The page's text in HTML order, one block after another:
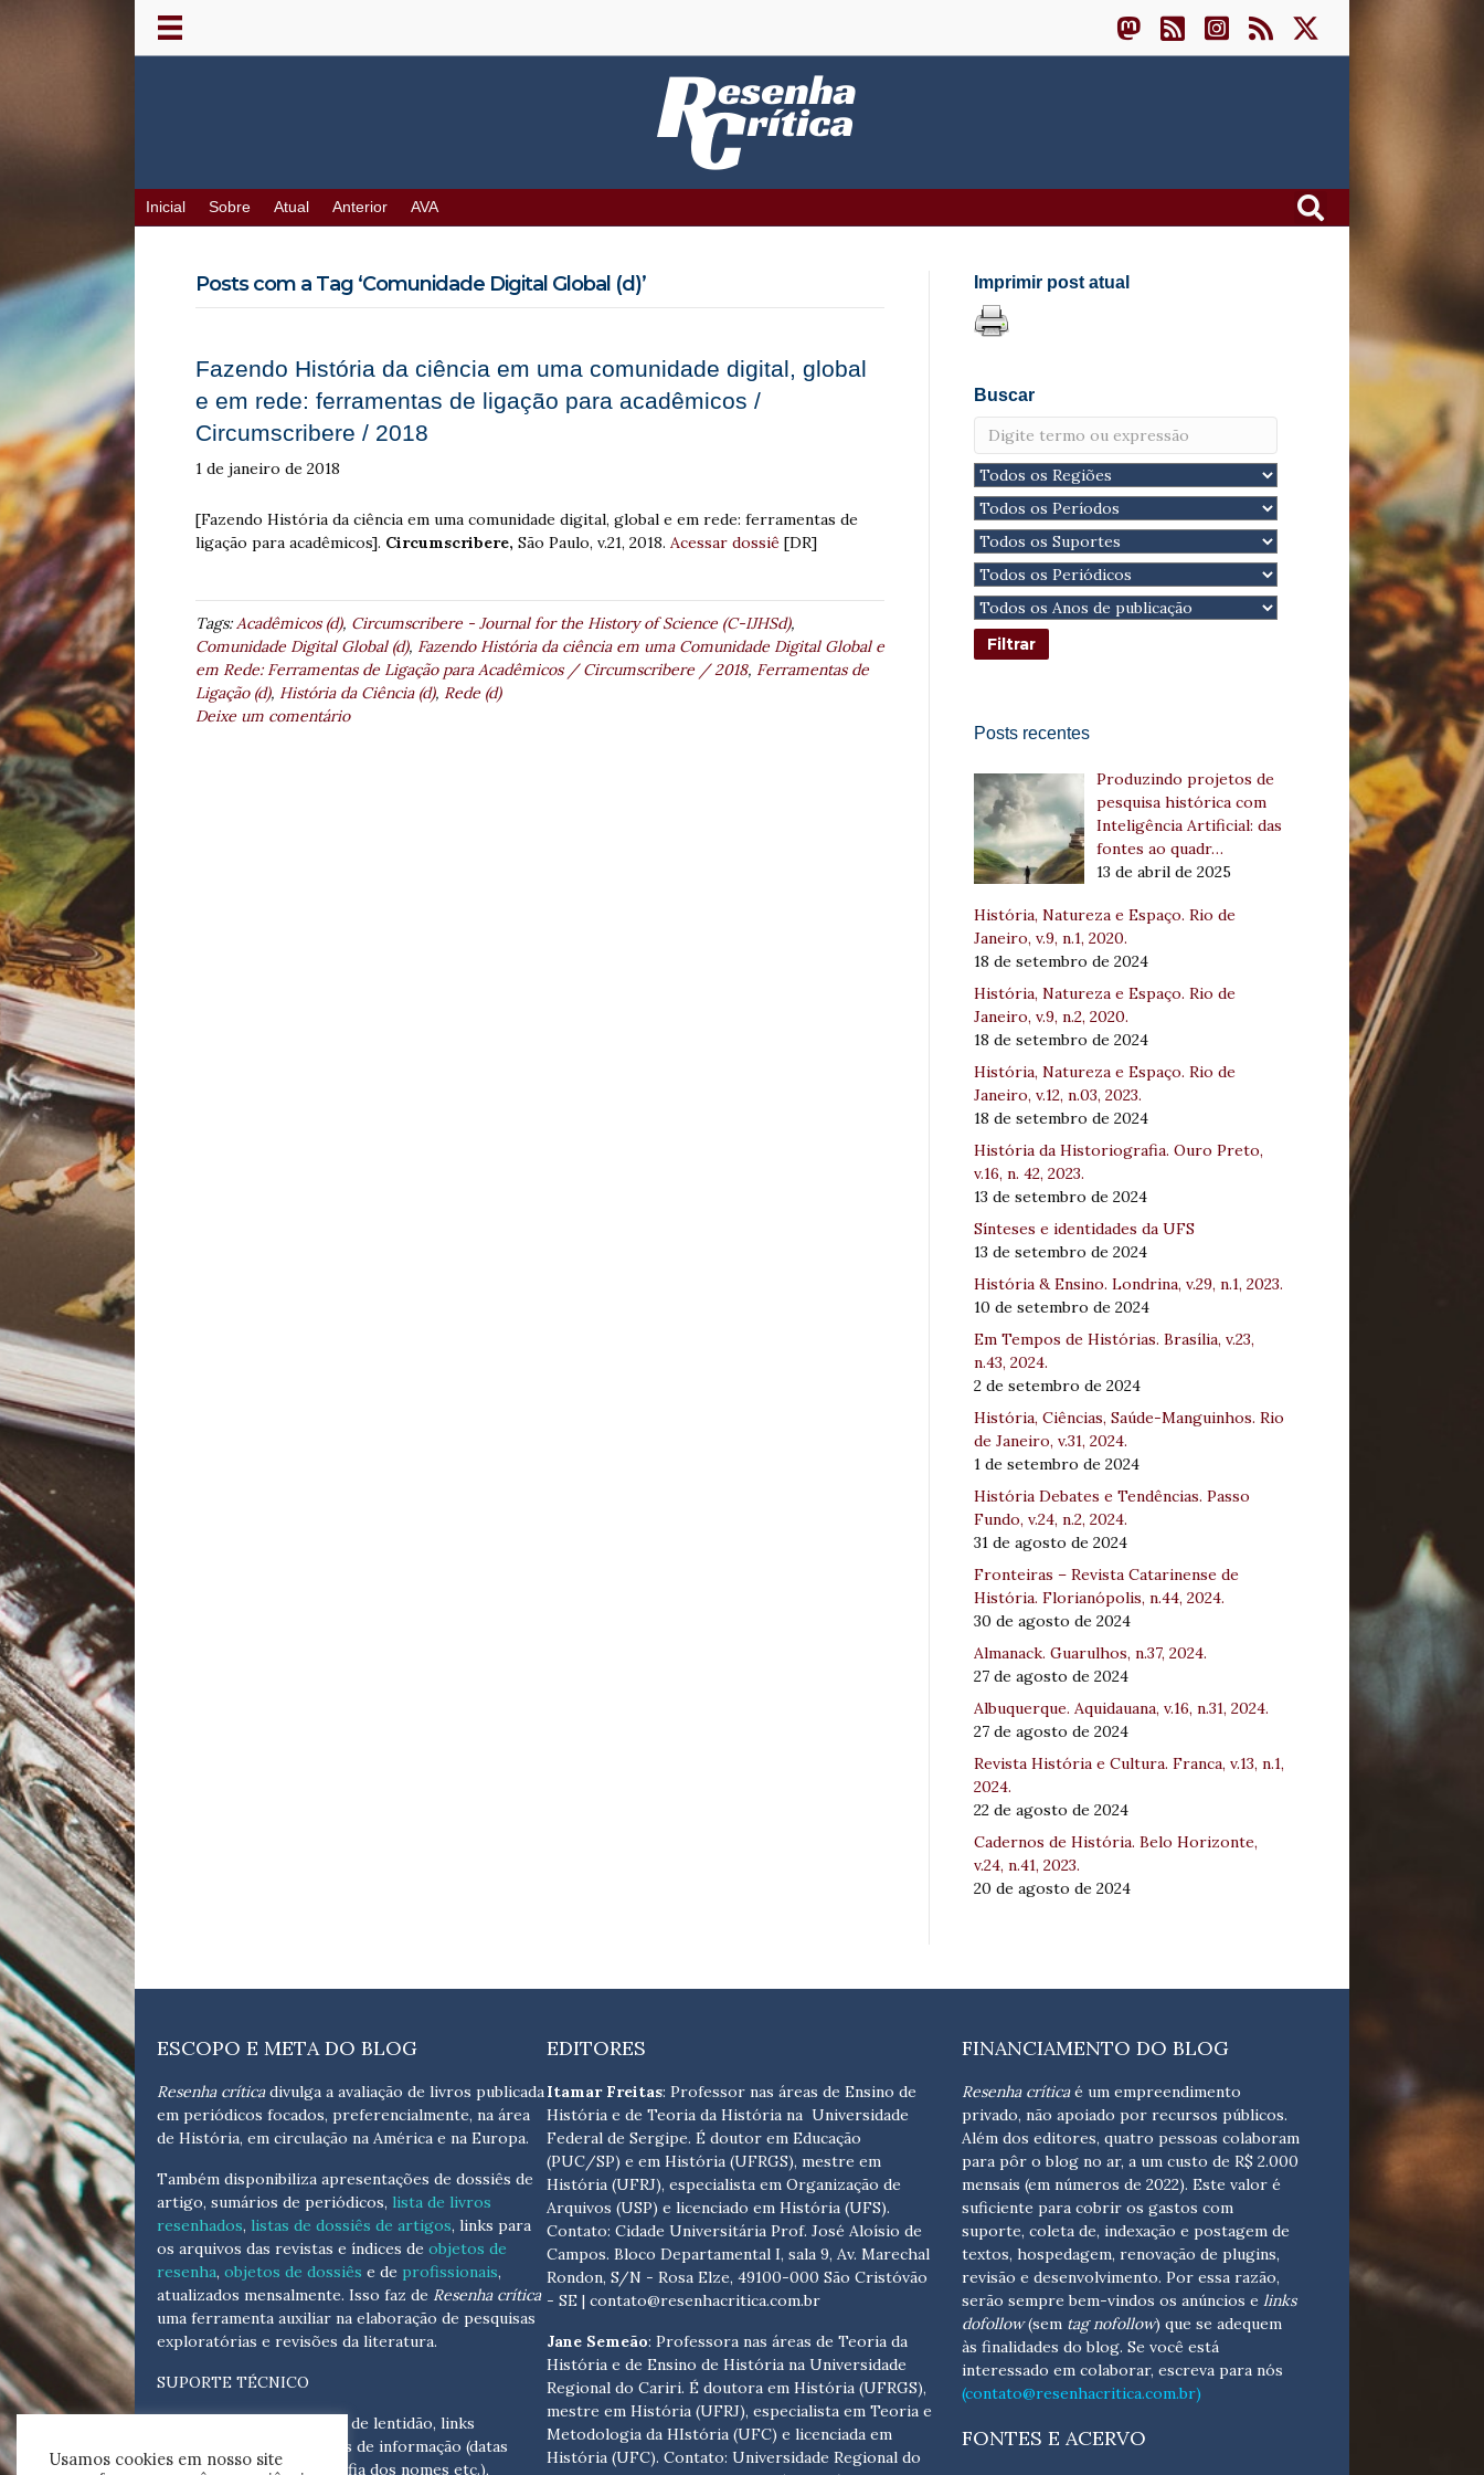
Inicial Sobre Atual Anterior AVA
Posts com a Tag ‘Comunidade Digital Global (d)’
Fazendo História da ciência em uma comunidade digital, global
e em rede: ferramentas de ligação para acadêmicos /
Circumscribere / 2018
1 de janeiro de 2018
[Fazendo História da ciência em uma comunidade digital, global e em rede: ferramentas de
ligação para acadêmicos]. Circumscribere, São Paulo, v.21, 2018. Acessar dossiê [DR]
Tags:Acadêmicos (d), Circumscribere - Journal for the History of Science (C-IJHSd),
Comunidade Digital Global (d), Fazendo História da ciência em uma Comunidade Digital Global e
em Rede: Ferramentas de Ligação para Acadêmicos / Circumscribere / 2018, Ferramentas de
Ligação (d), História da Ciência (d), Rede (d)
Deixe um comentário
Imprimir post atual
Buscar
Posts recentes
Produzindo projetos de
pesquisa histórica com
Inteligência Artificial: das
fontes ao quadr…
13 de abril de 2025
História, Natureza e Espaço. Rio de
Janeiro, v.9, n.1, 2020.
18 de setembro de 2024
História, Natureza e Espaço. Rio de
Janeiro, v.9, n.2, 2020.
18 de setembro de 2024
História, Natureza e Espaço. Rio de
Janeiro, v.12, n.03, 2023.
18 de setembro de 2024
História da Historiografia. Ouro Preto,
v.16, n. 42, 2023.
13 de setembro de 2024
Sínteses e identidades da UFS
13 de setembro de 2024
História & Ensino. Londrina, v.29, n.1, 2023.
10 de setembro de 2024
Em Tempos de Histórias. Brasília, v.23,
n.43, 2024.
2 de setembro de 2024
História, Ciências, Saúde-Manguinhos. Rio
de Janeiro, v.31, 2024.
1 de setembro de 2024
História Debates e Tendências. Passo
Fundo, v.24, n.2, 2024.
31 de agosto de 2024
Fronteiras – Revista Catarinense de
História. Florianópolis, n.44, 2024.
30 de agosto de 2024
Almanack. Guarulhos, n.37, 2024.
27 de agosto de 2024
Albuquerque. Aquidauana, v.16, n.31, 2024.
27 de agosto de 2024
Revista História e Cultura. Franca, v.13, n.1,
2024.
22 de agosto de 2024
Cadernos de História. Belo Horizonte,
v.24, n.41, 2023.
20 de agosto de 2024
ESCOPO E META DO BLOG
Resenha críticadivulga a avaliação de livros publicada
em periódicos focados, preferencialmente, na área
de História, em circulação na América e na Europa.
Também disponibiliza apresentações de dossiês de
artigo, sumários de periódicos, lista de livros
resenhados, listas de dossiês de artigos, links para
os arquivos das revistas e índices de objetos de
resenha, objetos de dossiês e de profissionais,
atualizados mensalmente. Isso faz de Resenha crítica
uma ferramenta auxiliar na elaboração de pesquisas
exploratórias e revisões da literatura.
SUPORTE TÉCNICO
Para eventuais problemas de lentidão, links
quebrados, senhas e erros de informação (datas
tópicas, cronológicas, grafia dos nomes etc.),
EDITORES
Itamar Freitas: Professor nas áreas de Ensino de
História e de Teoria da História na Universidade
Federal de Sergipe. É doutor em Educação
(PUC/SP) e em História (UFRGS), mestre em
História (UFRJ), especialista em Organização de
Arquivos (USP) e licenciado em História (UFS).
Contato:Cidade Universitária Prof. José Aloísio de
Campos. Bloco Departamental I, sala 9, Av. Marechal
Rondon, S/N - Rosa Elze, 49100-000 São Cristóvão
- SE| contato@resenhacritica.com.br
Jane Semeão: Professora nas áreas de Teoria da
História e de Ensino de História na Universidade
Regional do Cariri. É doutora em História (UFRGS),
mestre em História (UFRJ), especialista em Teoria e
Metodologia da HIstória (UFC) e licenciada em
História (UFC). Contato:Universidade Regional do
FINANCIAMENTO DO BLOG
Resenha críticaé um empreendimento
privado, não apoiado por recursos públicos.
Além dos editores, quatro pessoas colaboram
para pôr o blog no ar, a um custo de R$ 2.000
mensais (em números de 2022). Este valor é
suficiente para cobrir os gastos com
suporte, coleta de, indexação e postagem de
textos, hospedagem, renovação de plugins,
revisão e desenvolvimento. Por essa razão,
serão sempre bem-vindos os anúncios e links
dofollow(sem tag nofollow) que se adequem
às finalidades do blog. Se você está
interessado em colaborar, escreva para nós
(contato@resenhacritica.com.br)
FONTES E ACERVO
Usamos cookies em nosso site